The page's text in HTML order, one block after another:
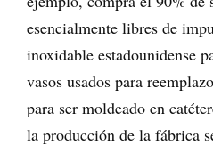
esencialmente libres de
inoxidable estadounidense
vasos usados ​​para
para ser moldeado en
la producción de la fábrica